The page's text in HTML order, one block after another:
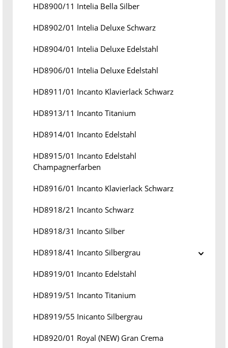
HD8900/11 Intelia Bella Silber
HD8902/01 Intelia Deluxe Schwarz
HD8904/01 Intelia Deluxe Edelstahl
HD8906/01 Intelia Deluxe Edelstahl
HD8911/01 Incanto Klavierlack Schwarz
HD8913/11 Incanto Titanium
HD8914/01 Incanto Edelstahl
HD8915/01 Incanto Edelstahl
Champagnerfarben
HD8916/01 Incanto Klavierlack Schwarz
HD8918/21 Incanto Schwarz
HD8918/31 Incanto Silber
HD8918/41 Incanto Silbergrau
HD8919/01 Incanto Edelstahl
HD8919/51 Incanto Titanium
HD8919/55 Inicanto Silbergrau
HD8920/01 Royal (NEW) Gran Crema